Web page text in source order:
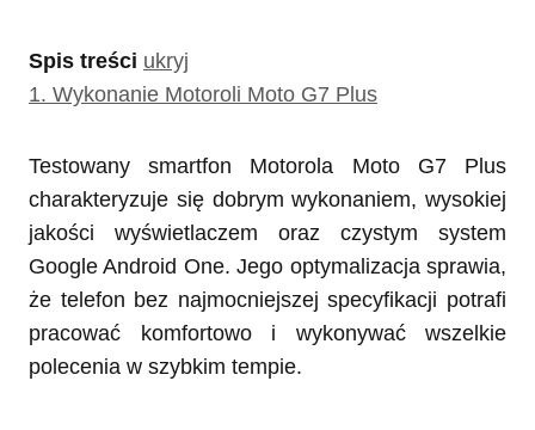
Spis treści ukryj
1. Wykonanie Motoroli Moto G7 Plus
Testowany smartfon Motorola Moto G7 Plus
charakteryzuje się dobrym wykonaniem, wysokiej
jakości wyświetlaczem oraz czystym system
Google Android One. Jego optymalizacja sprawia,
że telefon bez najmocniejszej specyfikacji potrafi
pracować komfortowo i wykonywać wszelkie
polecenia w szybkim tempie.